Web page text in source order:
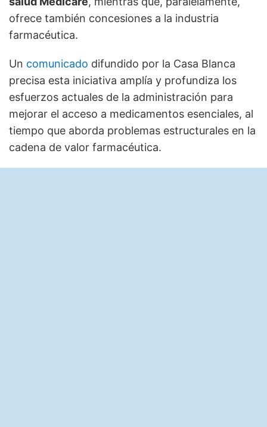
ofrece también concesiones a la industria
farmacéutica.
Un comunicado difundido por la Casa Blanca
precisa esta iniciativa amplía y profundiza los
esfuerzos actuales de la administración para
mejorar el acceso a medicamentos esenciales, al
tiempo que aborda problemas estructurales en la
cadena de valor farmacéutica.